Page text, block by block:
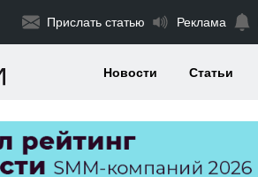
Прислать статью Реклама
Новости Статьи